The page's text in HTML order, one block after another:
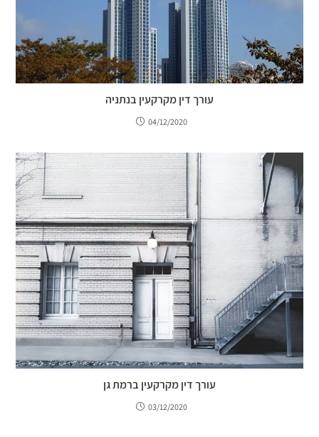
עורך דין מקרקעין בנתניה
04/12/2020
עורך דין מקרקעין ברמת גן
03/12/2020